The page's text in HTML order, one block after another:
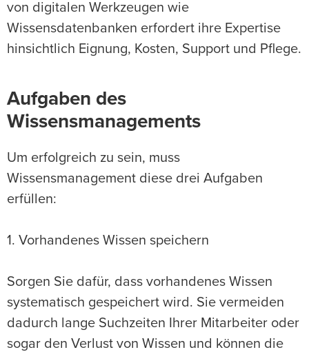
von digitalen Werkzeugen wie
Wissensdatenbanken erfordert ihre Expertise
hinsichtlich Eignung, Kosten, Support und Pflege.
Aufgaben des
Wissensmanagements
Um erfolgreich zu sein, muss
Wissensmanagement diese drei Aufgaben
erfüllen:
1. Vorhandenes Wissen speichern
Sorgen Sie dafür, dass vorhandenes Wissen
systematisch gespeichert wird. Sie vermeiden
dadurch lange Suchzeiten Ihrer Mitarbeiter oder
sogar den Verlust von Wissen und können die